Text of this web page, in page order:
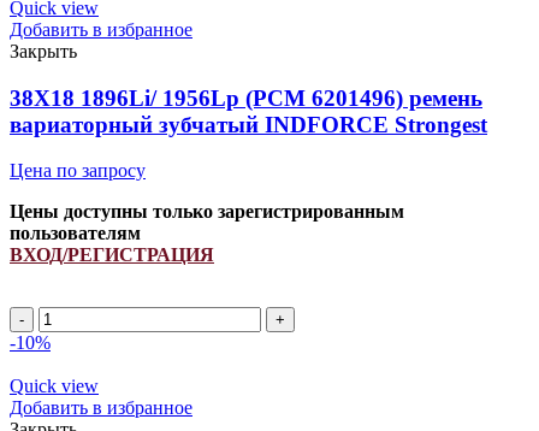
Quick view
Добавить в избранное
Закрыть
38X18 1896Li/ 1956Lp (РСМ 6201496) ремень
вариаторный зубчатый INDFORCE Strongest
Цена по запросу
Цены доступны только зарегистрированным
пользователям
ВХОД/РЕГИСТРАЦИЯ
Количество
товара
1896Li/
1956Lp
(РСМ
-10%
Quick view
Добавить в избранное